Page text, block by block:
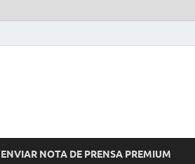
ENVIAR NOTA DE PRENSA PREMIUM